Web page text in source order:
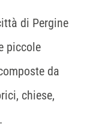
di Pergine
piccole
da
chiese,